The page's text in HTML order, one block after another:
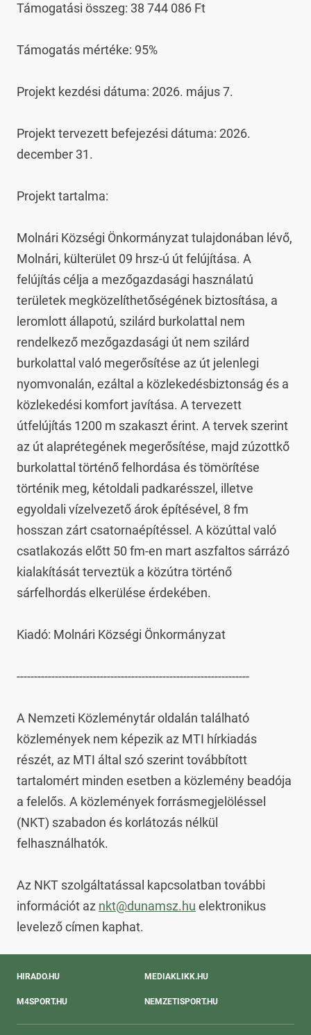
Támogatási összeg: 38 744 086 Ft
Támogatás mértéke: 95%
Projekt kezdési dátuma: 2026. május 7.
Projekt tervezett befejezési dátuma: 2026.
december 31.
Projekt tartalma:
Molnári Községi Önkormányzat tulajdonában lévő,
Molnári, külterület 09 hrsz-ú út felújítása. A
felújítás célja a mezőgazdasági használatú
területek megközelíthetőségének biztosítása, a
leromlott állapotú, szilárd burkolattal nem
rendelkező mezőgazdasági út nem szilárd
burkolattal való megerősítése az út jelenlegi
nyomvonalán, ezáltal a közlekedésbiztonság és a
közlekedési komfort javítása. A tervezett
útfelújítás 1200 m szakaszt érint. A tervek szerint
az út alaprétegének megerősítése, majd zúzottkő
burkolattal történő felhordása és tömörítése
történik meg, kétoldali padkarésszel, illetve
egyoldali vízelvezető árok építésével, 8 fm
hosszan zárt csatornaépítéssel. A közúttal való
csatlakozás előtt 50 fm-en mart aszfaltos sárrázó
kialakítását terveztük a közútra történő
sárfelhordás elkerülése érdekében.
Kiadó: Molnári Községi Önkormányzat
-------------------------------------------------------------------
A Nemzeti Közleménytár oldalán található
közlemények nem képezik az MTI hírkiadás
részét, az MTI által szó szerint továbbított
tartalomért minden esetben a közlemény beadója
a felelős. A közlemények forrásmegjelöléssel
(NKT) szabadon és korlátozás nélkül
felhasználhatók.
Az NKT szolgáltatással kapcsolatban további
információt az nkt@dunamsz.hu elektronikus
levelező címen kaphat.
HIRADO.HU MEDIAKLIKK.HU
M4SPORT.HU NEMZETISPORT.HU